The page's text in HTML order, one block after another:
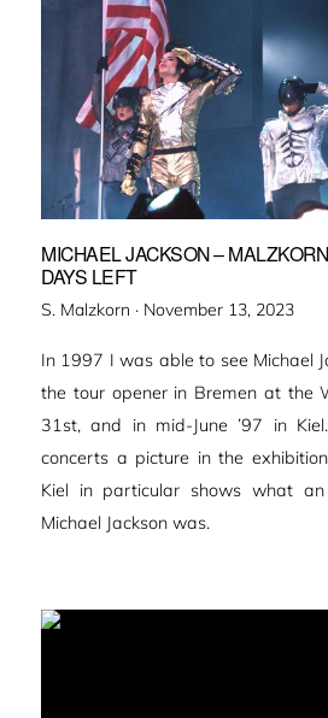
MICHAEL JACKSON –
DAYS LEFT
S. Malzkorn · Veröffentlicht
November 13, 2023
In 1997 I was able to see Michael
the tour opener in Bremen at the
31st, and in mid-June ’97 in
concerts a picture in the
Kiel in particular shows what
Michael Jackson was.